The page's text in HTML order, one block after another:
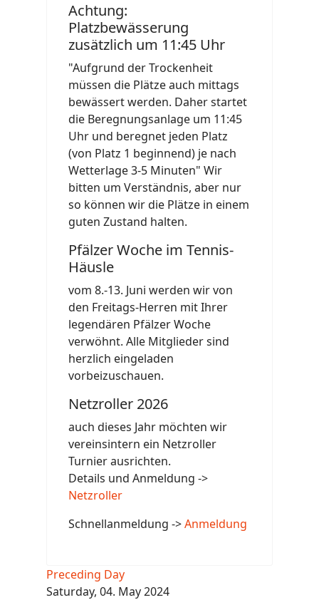
Achtung:
Platzbewässerung
zusätzlich um 11:45 Uhr
"Aufgrund der Trockenheit
müssen die Plätze auch mittags
bewässert werden. Daher startet
die Beregnungsanlage um 11:45
Uhr und beregnet jeden Platz
(von Platz 1 beginnend) je nach
Wetterlage 3-5 Minuten" Wir
bitten um Verständnis, aber nur
so können wir die Plätze in einem
guten Zustand halten.
Pfälzer Woche im Tennis-
Häusle
vom 8.-13. Juni werden wir von
den Freitags-Herren mit Ihrer
legendären Pfälzer Woche
verwöhnt. Alle Mitglieder sind
herzlich eingeladen
vorbeizuschauen.
Netzroller 2026
auch dieses Jahr möchten wir
vereinsintern ein Netzroller
Turnier ausrichten.
Details und Anmeldung ->
Netzroller
Schnellanmeldung ->Anmeldung
Preceding Day
Saturday, 04. May 2024